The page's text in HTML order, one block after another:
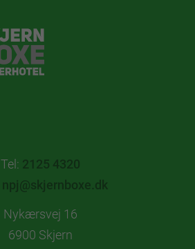
Tel: 2125 4320
npj@skjernboxe.dk
Nykærsvej 16
6900 Skjern